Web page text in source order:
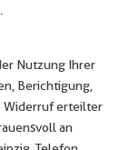
Nutzung Ihrer
Berichtigung,
Widerruf erteilter
an